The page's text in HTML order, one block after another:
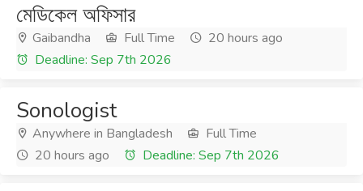
মেডিকেল অফিসার
Gaibandha Full Time
20 hours ago
Deadline: Sep 7th 2026
Sonologist
Anywhere in Bangladesh
Full Time
20 hours ago
Deadline: Sep 7th 2026